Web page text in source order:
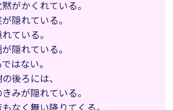
がかくれている。
隠れている。
ている。
隠れている。
はない。
後ろには、
みが隠れている。